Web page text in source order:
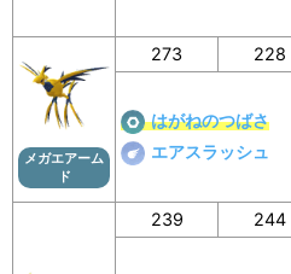
メガエアーム
ド
273 228
はがねのつばさ
エアスラッシュ
239 244